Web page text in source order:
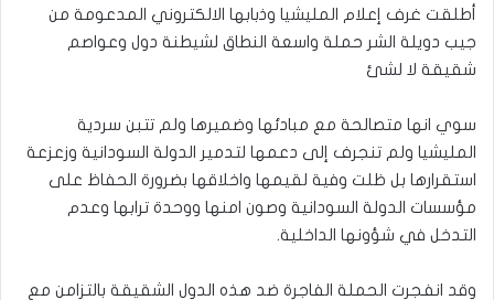
أطلقت غرف إعلام المليشيا وذبابها الالكتروني المدعومة من
جيب دويلة الشر حملة واسعة النطاق لشيطنة دول وعواصم
شقيقة لا لشئ
سوي انها متصالحة مع مبادئها وضميرها ولم تتبن سردية
المليشيا ولم تنجرف إلى دعمها لتدمير الدولة السودانية وزعزعة
استقرارها بل ظلت وفية لقيمها واخلاقها بضرورة الحفاظ على
مؤسسات الدولة السودانية وصون امنها ووحدة ترابها وعدم
التدخل في شؤونها الداخلية.
وقد انفجرت الحملة الفاجرة ضد هذه الدول الشقيقة بالتزامن مع